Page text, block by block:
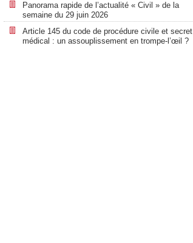
Panorama rapide de l’actualité « Civil » de la
semaine du 29 juin 2026
Article 145 du code de procédure civile et secret
médical : un assouplissement en trompe-l’œil ?